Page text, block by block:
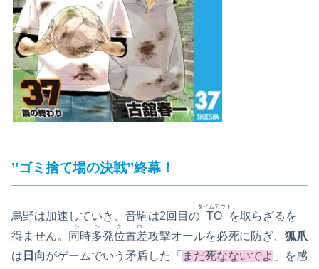
’’ゴミ捨て場の決戦’’終幕！
烏野は加速していき、音駒は2回目の TO
タイムアウト
を取らざるを
得ません。
同時多発位置差
シンクロ
攻撃オールを必死に防ぎ、 狐爪
は 日向がゲームでいう矛盾した「 まだ死なないでよ 」を感